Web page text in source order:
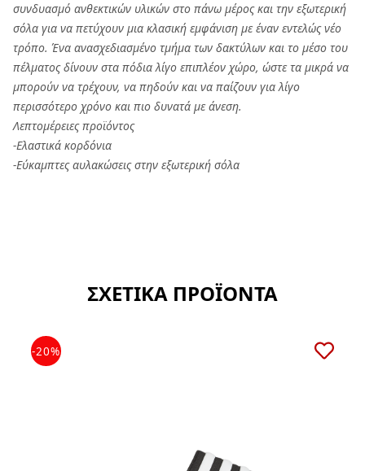
συνδυασμό ανθεκτικών υλικών στο πάνω μέρος και την εξωτερική
σόλα για να πετύχουν μια κλασική εμφάνιση με έναν εντελώς νέο
τρόπο. Ένα ανασχεδιασμένο τμήμα των δακτύλων και το μέσο του
πέλματος δίνουν στα πόδια λίγο επιπλέον χώρο, ώστε τα μικρά να
μπορούν να τρέχουν, να πηδούν και να παίζουν για λίγο
περισσότερο χρόνο και πιο δυνατά με άνεση.
Λεπτομέρειες προϊόντος
-Ελαστικά κορδόνια
-Εύκαμπτες αυλακώσεις στην εξωτερική σόλα
ΣΧΕΤΙΚΑ ΠΡΟΪΟΝΤΑ
-20%